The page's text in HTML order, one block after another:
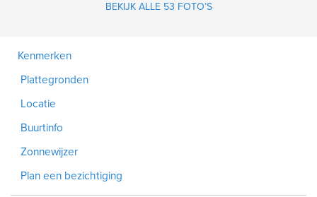
BEKIJK ALLE 53 FOTO’S
Kenmerken
Plattegronden
Locatie
Buurtinfo
Zonnewijzer
Plan een bezichtiging